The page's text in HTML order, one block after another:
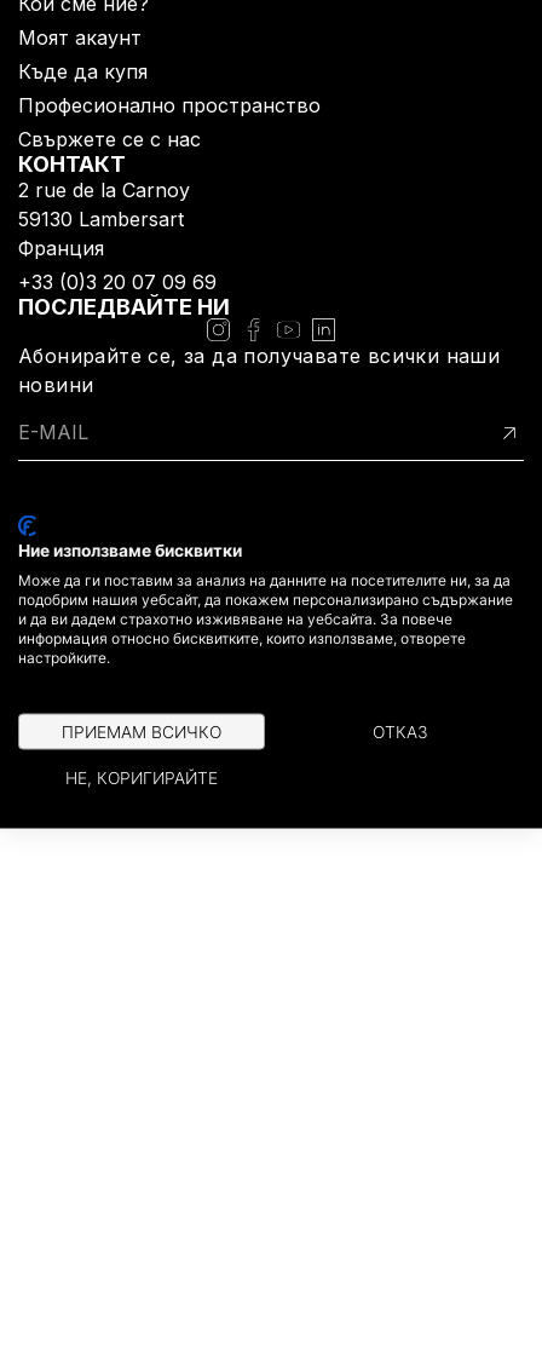
Моят акаунт
Къде да купя
Професионално пространство
Свържете се с нас
КОНТАКТ
2 rue de la Carnoy
59130 Lambersart​
Франция
+33 (0)3 20 07 09 69​
ПОСЛЕДВАЙТЕ НИ
Абонирайте се, за да получавате всички наши
новини
Правна информация
Авторски права © Fiberdeck®​
Ние използваме бисквитки
Може да ги поставим за анализ на данните на посетителите ни, за да
подобрим нашия уебсайт, да покажем персонализирано съдържание
и да ви дадем страхотно изживяване на уебсайта. За повече
информация относно бисквитките, които използваме, отворете
настройките.
ПРИЕМАМ ВСИЧКО ОТКАЗ
НЕ, КОРИГИРАЙТЕ